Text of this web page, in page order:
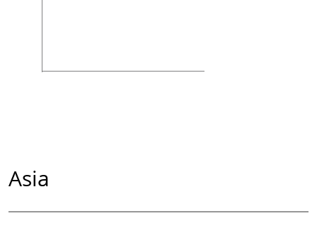
Asia